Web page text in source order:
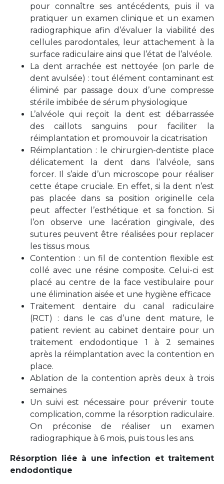
pour connaître ses antécédents, puis il va
pratiquer un examen clinique et un examen
radiographique afin d’évaluer la viabilité des
cellules parodontales, leur attachement à la
surface radiculaire ainsi que l’état de l’alvéole.
La dent arrachée est nettoyée (on parle de
dent avulsée) : tout élément contaminant est
éliminé par passage doux d’une compresse
stérile imbibée de sérum physiologique
L’alvéole qui reçoit la dent est débarrassée
des caillots sanguins pour faciliter la
réimplantation et promouvoir la cicatrisation
Réimplantation : le chirurgien-dentiste place
délicatement la dent dans l’alvéole, sans
forcer. Il s’aide d’un microscope pour réaliser
cette étape cruciale. En effet, si la dent n’est
pas placée dans sa position originelle cela
peut affecter l’esthétique et sa fonction. Si
l’on observe une lacération gingivale, des
sutures peuvent être réalisées pour replacer
les tissus mous.
Contention : un fil de contention flexible est
collé avec une résine composite. Celui-ci est
placé au centre de la face vestibulaire pour
une élimination aisée et une hygiène efficace
Traitement dentaire du canal radiculaire
(RCT) : dans le cas d’une dent mature, le
patient revient au cabinet dentaire pour un
traitement endodontique 1 à 2 semaines
après la réimplantation avec la contention en
place.
Ablation de la contention après deux à trois
semaines
Un suivi est nécessaire pour prévenir toute
complication, comme la résorption radiculaire.
On préconise de réaliser un examen
radiographique à 6 mois, puis tous les ans.
Résorption liée à une infection et traitement
endodontique